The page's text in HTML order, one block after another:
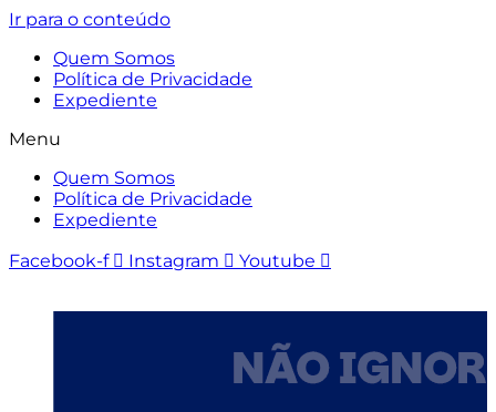
Ir para o conteúdo
Quem Somos
Política de Privacidade
Expediente
Menu
Quem Somos
Política de Privacidade
Expediente
Facebook-f
Instagram Youtube